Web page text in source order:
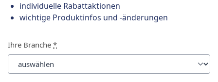
individuelle Rabattaktionen
wichtige Produktinfos und -änderungen
Ihre Branche *